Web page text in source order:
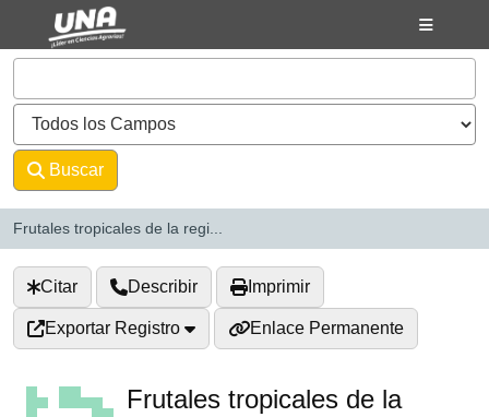
Saltar al contenido
VuFind
Buscar
Frutales tropicales de la regi...
Citar Describir Imprimir
Exportar Registro Enlace Permanente
Frutales tropicales de la